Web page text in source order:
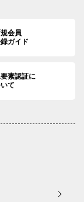
会員
ガイド
素認証に
て